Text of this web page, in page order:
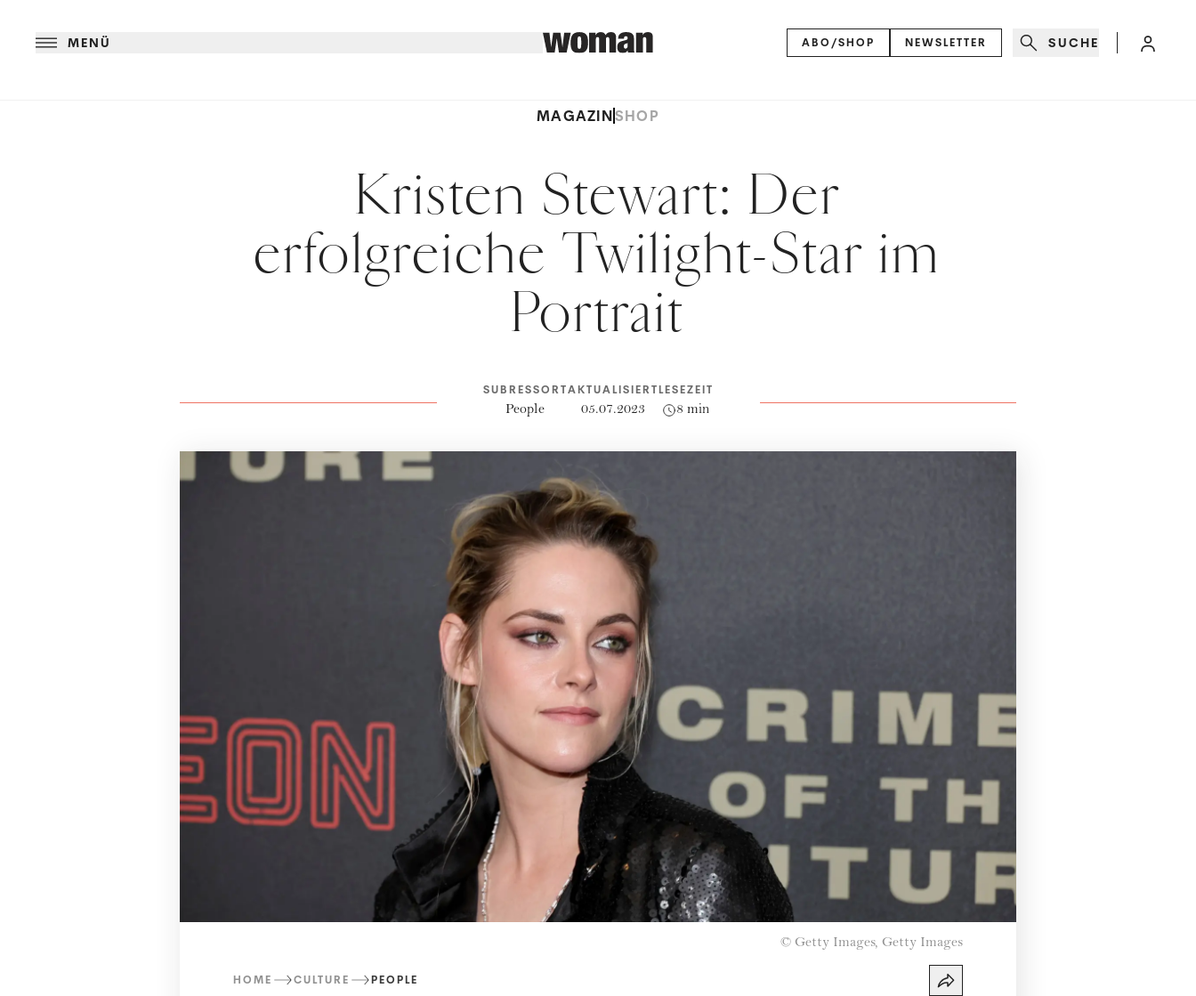
MENÜ ABO/SHOP NEWSLETTER SUCHE
MAGAZINSHOP
Kristen Stewart: Der
erfolgreiche Twilight-Star im
Portrait
SUBRESSORT
People
AKTUALISIERT
05.07.2023
LESEZEIT
8 min
© Getty Images, Getty Images
HOME CULTURE PEOPLE